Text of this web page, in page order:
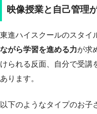
映像授業と自己管理
東進ハイスクールのスタイ
ながら学習を進める力が求
けられる反面、自分で受講
あります。
以下のようなタイプのお子